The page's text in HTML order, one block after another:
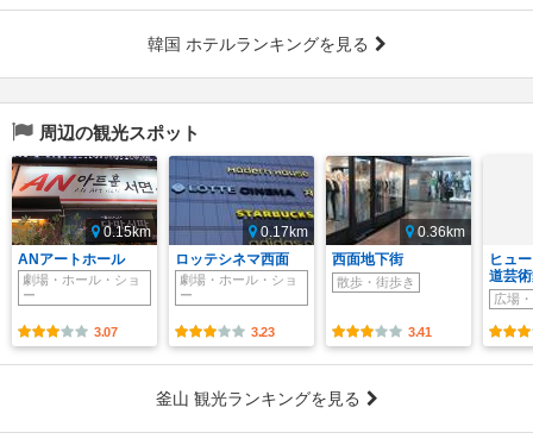
韓国 ホテルランキングを見る
周辺の観光スポット
0.15km
ANアートホール
劇場・ホール・ショ
ー
3.07
0.17km
ロッテシネマ西面
劇場・ホール・ショ
ー
3.23
0.36km
西面地下街
散歩・街歩き
3.41
ヒュ
道芸
広場
釜山 観光ランキングを見る